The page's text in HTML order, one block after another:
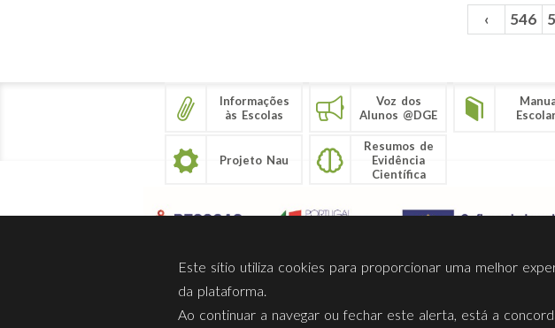
‹ 546
Informações
às Escolas
Voz dos
Alunos @DGE
Projeto Nau
Resumos de
Evidência
Científica
Sobre Nós Privacidade Termos Utilização
Este sítio utiliza cookies para proporcionar uma melhor
da plataforma.
Ao continuar a navegar ou fechar este alerta, está a